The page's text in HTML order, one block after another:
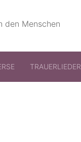
den Menschen
TRAUERLIEDER